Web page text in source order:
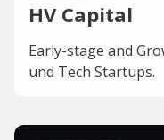
HV Capital
Early-stage and
und Tech Startups.